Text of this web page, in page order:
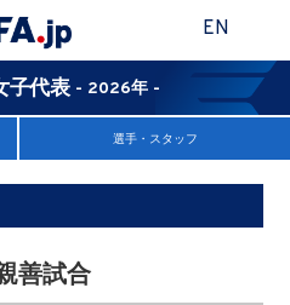
EN
子代表 - 2026年 -
選手・スタッフ
善試合